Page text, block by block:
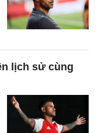
lịch sử cùng